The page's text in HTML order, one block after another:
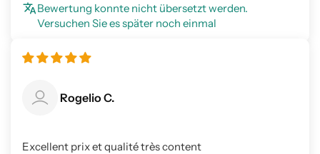
Bewertung konnte nicht übersetzt werden.
Versuchen Sie es später noch einmal
Rogelio C.
Excellent prix et qualité très content